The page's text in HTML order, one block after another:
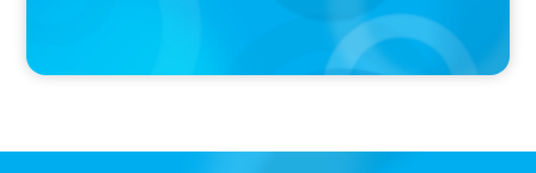
The $400,000 Chief of Staff Is the CEO’s Secret Weapon in the AI